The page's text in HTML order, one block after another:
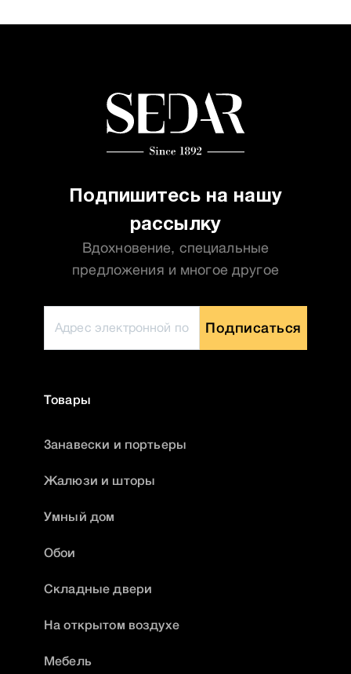
Подпишитесь на нашу
рассылку
Вдохновение, специальные
предложения и многое другое
Подписаться
Товары
Занавески и портьеры
Жалюзи и шторы
Умный дом
Обои
Складные двери
На открытом воздухе
Мебель